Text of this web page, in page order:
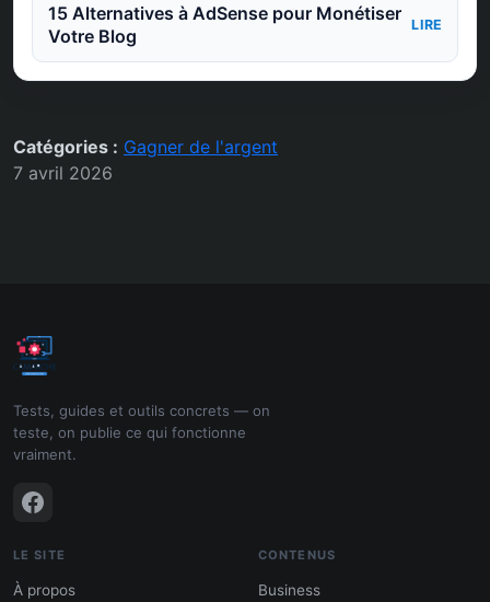
15 Alternatives à AdSense pour Monétiser
Votre Blog
LIRE
Catégories : Gagner de l'argent
7 avril 2026
Tests, guides et outils concrets — on
teste, on publie ce qui fonctionne
vraiment.
LE SITE
À propos
CONTENUS
Business